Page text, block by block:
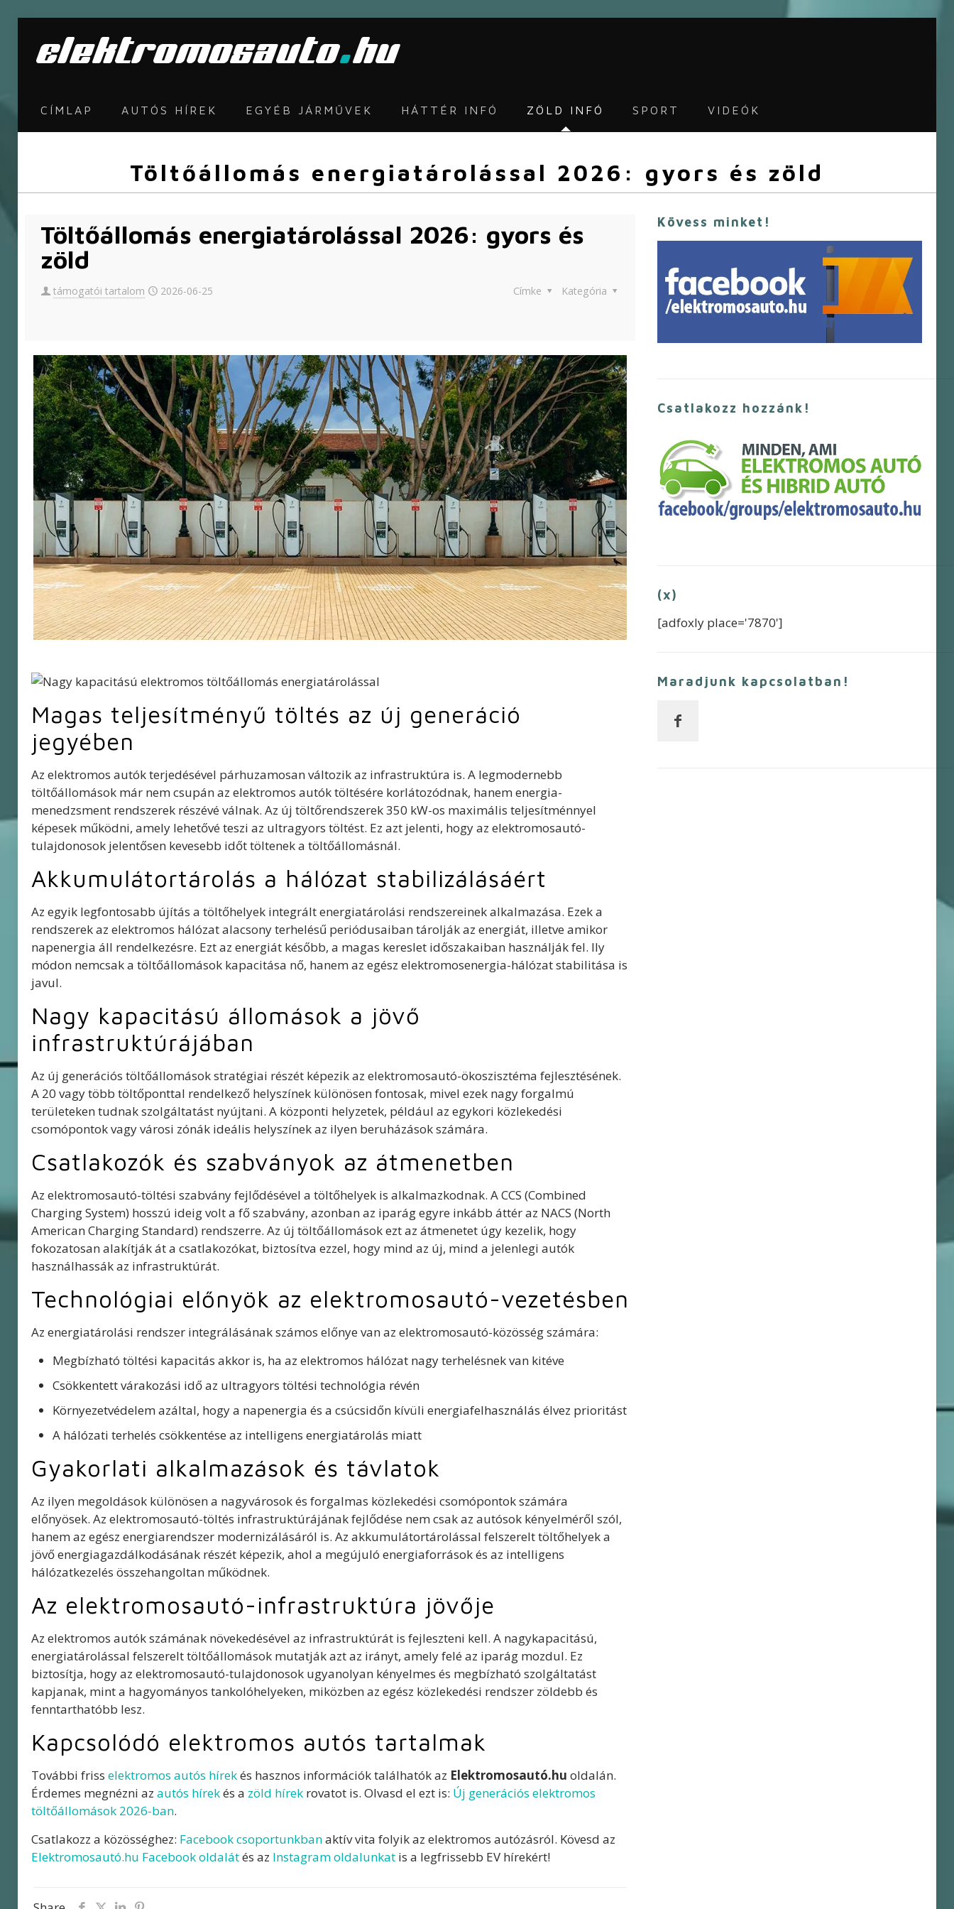
CÍMLAP AUTÓS HÍREK EGYÉB JÁRMŰVEK HÁTTÉR INFÓ ZÖLD INFÓ SPORT VIDEÓK
Töltőállomás energiatárolással 2026: gyors és zöld
Töltőállomás energiatárolással 2026: gyors és
zöld
támogatói tartalom 2026-06-25 Kategória
Címke
Magas teljesítményű töltés az új generáció
jegyében
Az elektromos autók terjedésével párhuzamosan változik az infrastruktúra is. A legmodernebb
töltőállomások már nem csupán az elektromos autók töltésére korlátozódnak, hanem energia-
menedzsment rendszerek részévé válnak. Az új töltőrendszerek 350 kW-os maximális teljesítménnyel
képesek működni, amely lehetővé teszi az ultragyors töltést. Ez azt jelenti, hogy az elektromosautó-
tulajdonosok jelentősen kevesebb időt töltenek a töltőállomásnál.
Akkumulátortárolás a hálózat stabilizálásáért
Az egyik legfontosabb újítás a töltőhelyek integrált energiatárolási rendszereinek alkalmazása. Ezek a
rendszerek az elektromos hálózat alacsony terhelésű periódusaiban tárolják az energiát, illetve amikor
napenergia áll rendelkezésre. Ezt az energiát később, a magas kereslet időszakaiban használják fel. Ily
módon nemcsak a töltőállomások kapacitása nő, hanem az egész elektromosenergia-hálózat stabilitása is
javul.
Nagy kapacitású állomások a jövő
infrastruktúrájában
Az új generációs töltőállomások stratégiai részét képezik az elektromosautó-ökoszisztéma fejlesztésének.
A 20 vagy több töltőponttal rendelkező helyszínek különösen fontosak, mivel ezek nagy forgalmú
területeken tudnak szolgáltatást nyújtani. A központi helyzetek, például az egykori közlekedési
csomópontok vagy városi zónák ideális helyszínek az ilyen beruházások számára.
Csatlakozók és szabványok az átmenetben
Az elektromosautó-töltési szabvány fejlődésével a töltőhelyek is alkalmazkodnak. A CCS (Combined
Charging System) hosszú ideig volt a fő szabvány, azonban az iparág egyre inkább áttér az NACS (North
American Charging Standard) rendszerre. Az új töltőállomások ezt az átmenetet úgy kezelik, hogy
fokozatosan alakítják át a csatlakozókat, biztosítva ezzel, hogy mind az új, mind a jelenlegi autók
használhassák az infrastruktúrát.
Technológiai előnyök az elektromosautó-vezetésben
Az energiatárolási rendszer integrálásának számos előnye van az elektromosautó-közösség számára:
Megbízható töltési kapacitás akkor is, ha az elektromos hálózat nagy terhelésnek van kitéve
Csökkentett várakozási idő az ultragyors töltési technológia révén
Környezetvédelem azáltal, hogy a napenergia és a csúcsidőn kívüli energiafelhasználás élvez prioritást
A hálózati terhelés csökkentése az intelligens energiatárolás miatt
Gyakorlati alkalmazások és távlatok
Az ilyen megoldások különösen a nagyvárosok és forgalmas közlekedési csomópontok számára
előnyösek. Az elektromosautó-töltés infrastruktúrájának fejlődése nem csak az autósok kényelméről szól,
hanem az egész energiarendszer modernizálásáról is. Az akkumulátortárolással felszerelt töltőhelyek a
jövő energiagazdálkodásának részét képezik, ahol a megújuló energiaforrások és az intelligens
hálózatkezelés összehangoltan működnek.
Az elektromosautó-infrastruktúra jövője
Az elektromos autók számának növekedésével az infrastruktúrát is fejleszteni kell. A nagykapacitású,
energiatárolással felszerelt töltőállomások mutatják azt az irányt, amely felé az iparág mozdul. Ez
biztosítja, hogy az elektromosautó-tulajdonosok ugyanolyan kényelmes és megbízható szolgáltatást
kapjanak, mint a hagyományos tankolóhelyeken, miközben az egész közlekedési rendszer zöldebb és
fenntarthatóbb lesz.
Kapcsolódó elektromos autós tartalmak
További friss elektromos autós hírekés hasznos információk találhatók az Elektromosautó.hu oldalán.
Érdemes megnézni az autós hírekés a zöld hírekrovatot is. Olvasd el ezt is: Új generációs elektromos
töltőállomások 2026-ban.
Csatlakozz a közösséghez: Facebook csoportunkbanaktív vita folyik az elektromos autózásról. Kövesd az
Elektromosautó.hu Facebook oldalátés az Instagram oldalunkatis a legfrissebb EV hírekért!
Kövess minket!
Csatlakozz hozzánk!
(x)
[adfoxly place='7870']
Maradjunk kapcsolatban!